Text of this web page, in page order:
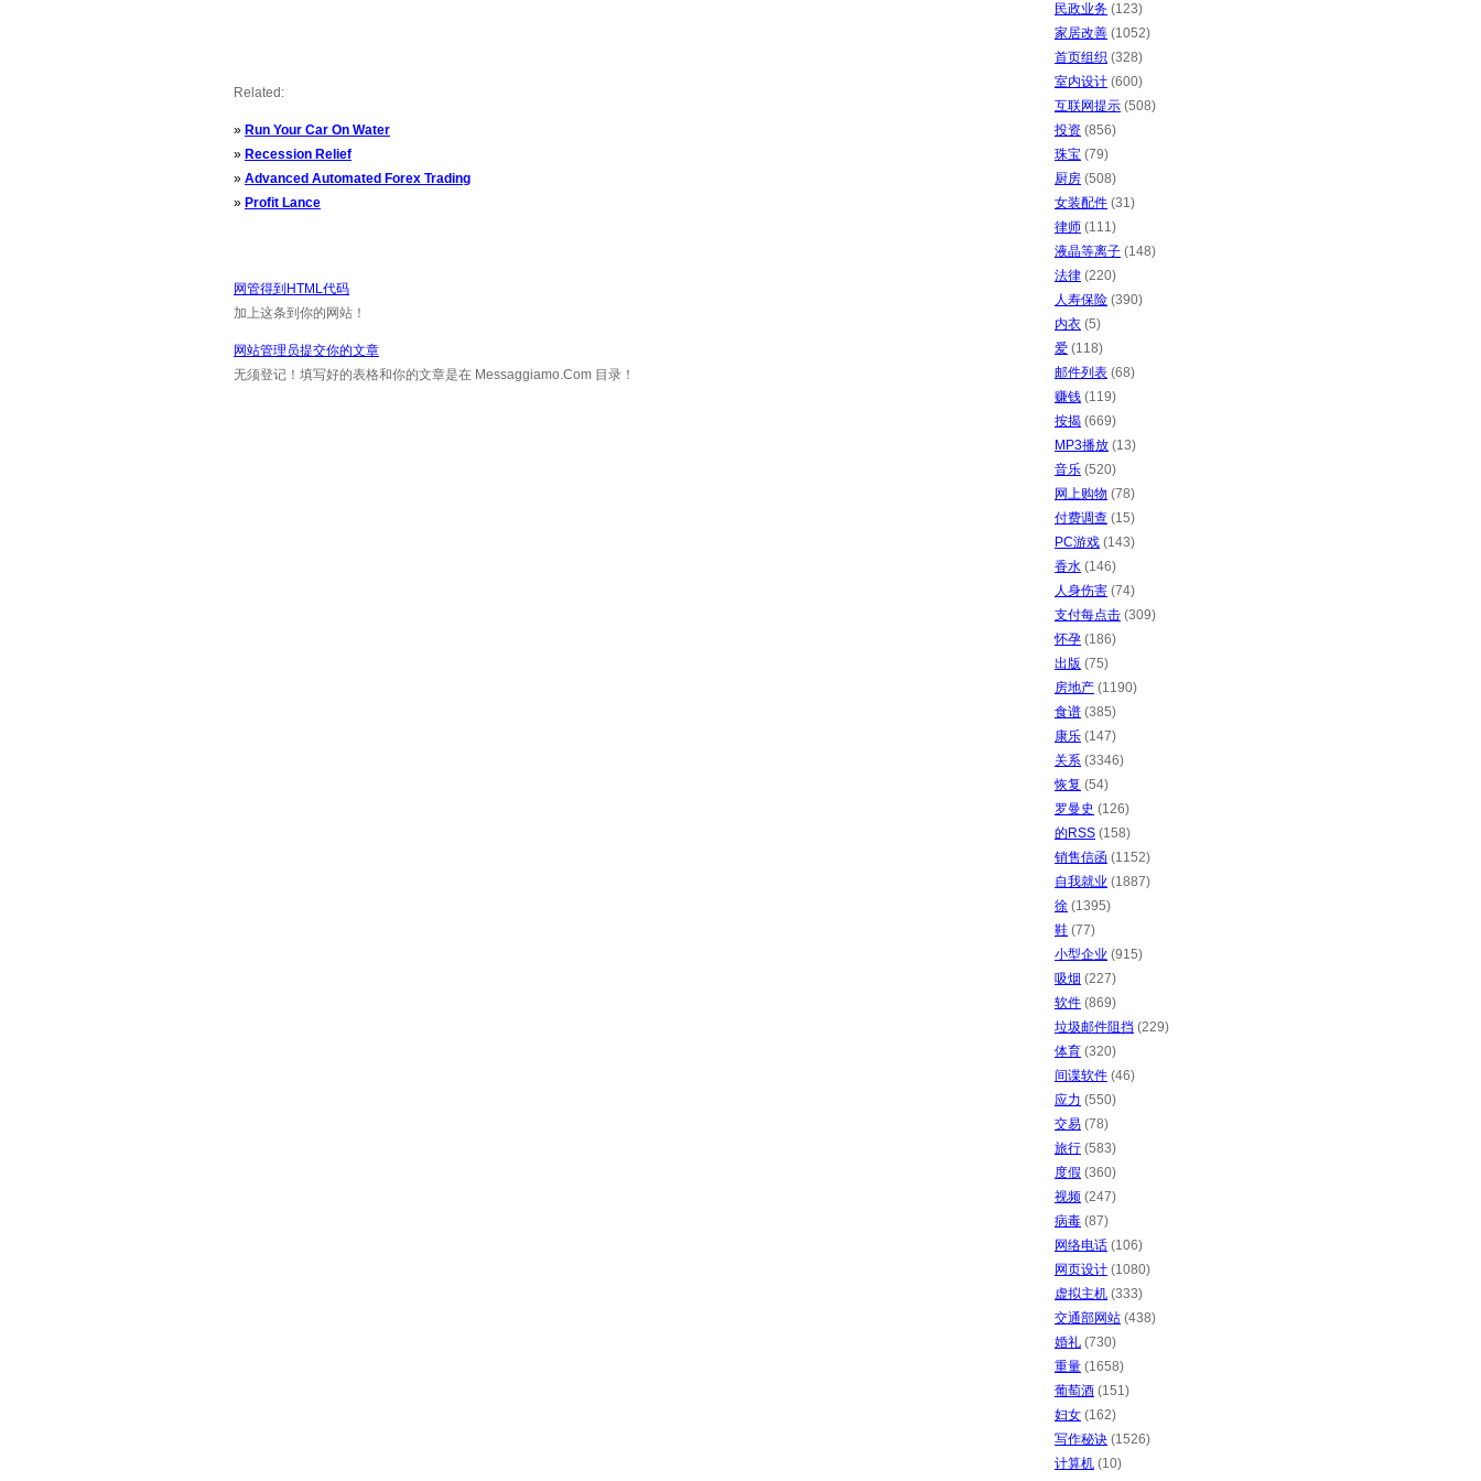
Related:
» Run Your Car On Water
» Recession Relief
» Advanced Automated Forex Trading
» Profit Lance
网管得到HTML代码
加上这条到你的网站！
网站管理员提交你的文章
无须登记！填写好的表格和你的文章是在 Messaggiamo.Com 目录！
民政业务 (123)
家居改善 (1052)
首页组织 (328)
室内设计 (600)
互联网提示 (508)
投资 (856)
珠宝 (79)
厨房 (508)
女装配件 (31)
律师 (111)
液晶等离子 (148)
法律 (220)
人寿保险 (390)
内衣 (5)
爱 (118)
邮件列表 (68)
赚钱 (119)
按揭 (669)
MP3播放 (13)
音乐 (520)
网上购物 (78)
付费调查 (15)
PC游戏 (143)
香水 (146)
人身伤害 (74)
支付每点击 (309)
怀孕 (186)
出版 (75)
房地产 (1190)
食谱 (385)
康乐 (147)
关系 (3346)
恢复 (54)
罗曼史 (126)
的RSS (158)
销售信函 (1152)
自我就业 (1887)
徐 (1395)
鞋 (77)
小型企业 (915)
吸烟 (227)
软件 (869)
垃圾邮件阻挡 (229)
体育 (320)
间谍软件 (46)
应力 (550)
交易 (78)
旅行 (583)
度假 (360)
视频 (247)
病毒 (87)
网络电话 (106)
网页设计 (1080)
虚拟主机 (333)
交通部网站 (438)
婚礼 (730)
重量 (1658)
葡萄酒 (151)
妇女 (162)
写作秘诀 (1526)
计算机 (10)